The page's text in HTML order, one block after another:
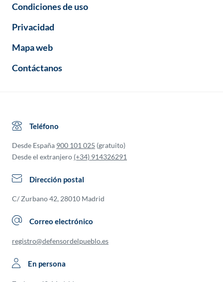
Condiciones de uso
Privacidad
Mapa web
Contáctanos
Teléfono
Desde España 900 101 025 (gratuito)
Desde el extranjero (+34) 914326291
Dirección postal
C/ Zurbano 42, 28010 Madrid
Correo electrónico
registro@defensordelpueblo.es
En persona